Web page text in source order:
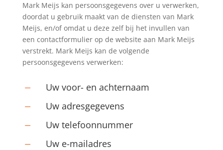
Mark Meijs kan persoonsgegevens over u verwerken,
doordat u gebruik maakt van de diensten van Mark
Meijs, en/of omdat u deze zelf bij het invullen van
een contactformulier op de website aan Mark Meijs
verstrekt. Mark Meijs kan de volgende
persoonsgegevens verwerken:
K Uw voor- en achternaam
K Uw adresgegevens
K Uw telefoonnummer
K Uw e-mailadres